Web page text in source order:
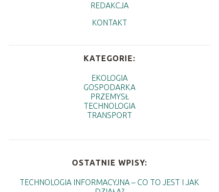
REDAKCJA
KONTAKT
KATEGORIE:
EKOLOGIA
GOSPODARKA
PRZEMYSŁ
TECHNOLOGIA
TRANSPORT
OSTATNIE WPISY:
TECHNOLOGIA INFORMACYJNA – CO TO JEST I JAK